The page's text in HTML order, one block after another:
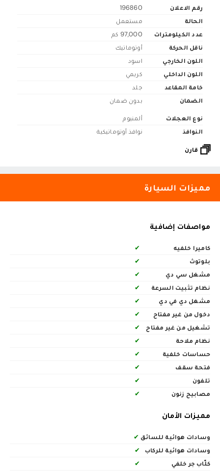
رقم الاعلان
196860
الحالة
مستعمل
عدد الكيلومترات
97,000 كم
ناقل الحركة
أوتوماتيك
اللون الخارجي
اسود
اللون الداخلي
كريمي
خامة المقاعد
جلد
الضمان
بدون ضمان
نوع العجلات
ألمنيوم
النوافذ
نوافذ أوتوماتيكية
قارن
مميزات السيارة
مواصفات إضافية
كاميرا خلفيه
✔
بلوتوث
✔
مشغل سي دي
✔
نظام تثبيت السرعة
✔
مشغل دي في دي
✔
دخول من غير مفتاح
✔
تشغيل من غير مفتاح
✔
نظام ملاحة
✔
حساسات خلفية
✔
فتحة سقف
✔
تلفون
✔
مصابيح زنون
✔
مميزات الأمان
وسادات هوائية للسائق ✔
وسادات هوائية للركاب
✔
كلّاب جر خلفي
✔